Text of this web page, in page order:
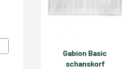
Gabion Basic
schanskorf